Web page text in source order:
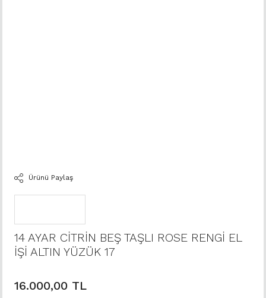
Ürünü Paylaş
14 AYAR CİTRİN BEŞ TAŞLI ROSE RENGİ EL
İŞİ ALTIN YÜZÜK 17
16.000,00 TL